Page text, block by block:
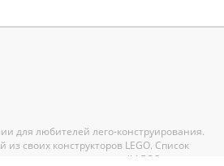
для любителей лего-конструирования.
своих конструкторов LEGO. Список
всех своих деталей LEGO.